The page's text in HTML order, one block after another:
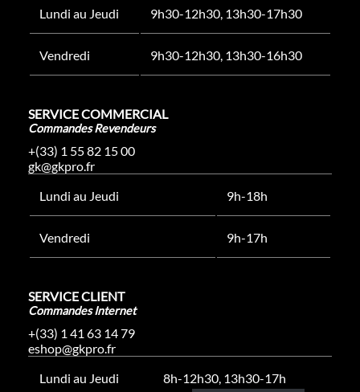
Lundi au Jeudi
9h30-12h30, 13h30-17h30
Vendredi 9h30-12h30, 13h30-16h30
SERVICE COMMERCIAL
Commandes Revendeurs
+(33) 1 55 82 15 00
gk@gkpro.fr
Lundi au Jeudi
9h-18h
Vendredi 9h-17h
SERVICE CLIENT
Commandes Internet
+(33) 1 41 63 14 79
eshop@gkpro.fr
Lundi au Jeudi
8h-12h30, 13h30-17h